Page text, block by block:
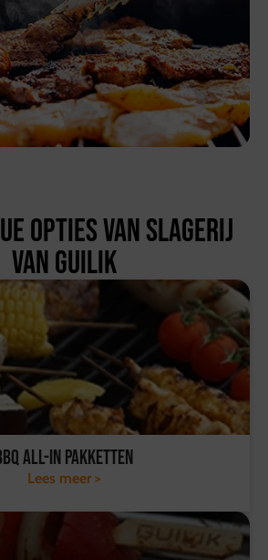
opties van Slagerij
van Guilik
All-in pakketten
Lees meer >